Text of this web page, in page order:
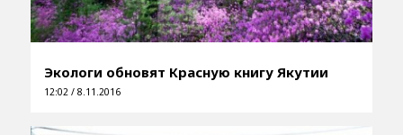
Экологи обновят Красную книгу Якутии
12:02 / 8.11.2016